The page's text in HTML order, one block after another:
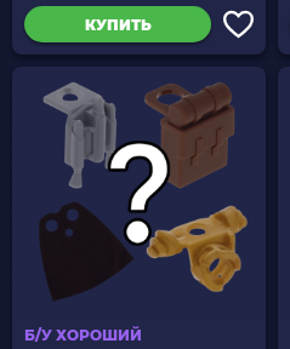
КУПИТЬ
Б/У ХОРОШИЙ